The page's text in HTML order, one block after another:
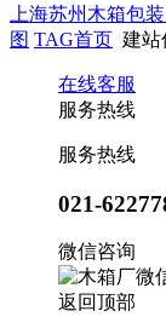
上海苏州木箱包
图 TAG首页 建站
在线客服
服务热线
服务热线
021-
微信咨询
返回顶部